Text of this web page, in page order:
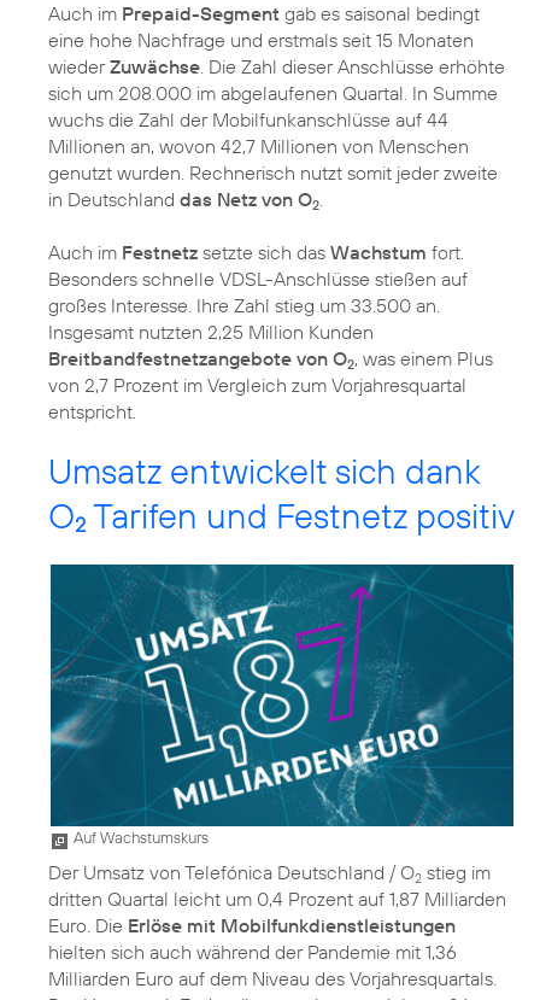
Auch im Prepaid-Segment gab es saisonal bedingt
eine hohe Nachfrage und erstmals seit 15 Monaten
wiederZuwächse. Die Zahl dieser Anschlüsse erhöhte
sich um 208.000 im abgelaufenen Quartal. In Summe
wuchs die Zahl der Mobilfunkanschlüsse auf 44
Millionen an, wovon 42,7 Millionen von Menschen
genutzt wurden. Rechnerisch nutzt somit jeder zweite
in Deutschland das Netz von O2.
Auch im Festnetz setzte sich das Wachstum fort.
Besonders schnelle VDSL-Anschlüsse stießen auf
großes Interesse. Ihre Zahl stieg um 33.500 an.
Insgesamt nutzten 2,25 Million Kunden
Breitbandfestnetzangebote von O2, was einem Plus
von 2,7 Prozent im Vergleich zum Vorjahresquartal
entspricht.
Umsatz entwickelt sich dank
O2 Tarifen und Festnetz positiv
Auf Wachstumskurs
Der Umsatz von Telefónica Deutschland / O2 stieg im
dritten Quartal leicht um 0,4 Prozent auf 1,87 Milliarden
Euro. Die Erlöse mit Mobilfunkdienstleistungen
hielten sich auch während der Pandemie mit 1,36
Milliarden Euro auf dem Niveau des Vorjahresquartals.